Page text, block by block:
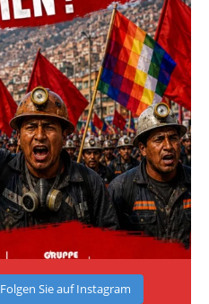
Folgen Sie auf Instagram